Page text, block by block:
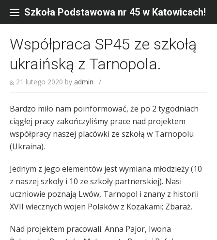
content
Szkoła Podstawowa nr 45 w Katowicach!
Współpraca SP45 ze szkołą
ukraińską z Tarnopola.
21 lutego 2020 by admin /
Bardzo miło nam poinformować, że po 2 tygodniach
ciągłej pracy zakończyliśmy prace nad projektem
współpracy naszej placówki ze szkołą w Tarnopolu
(Ukraina).
Jednym z jego elementów jest wymiana młodzieży (10
z naszej szkoły i 10 ze szkoły partnerskiej). Nasi
uczniowie poznają Lwów, Tarnopol i znany z historii
XVII wiecznych wojen Polaków z Kozakami; Zbaraż.
Nad projektem pracowali: Anna Pajor, Iwona